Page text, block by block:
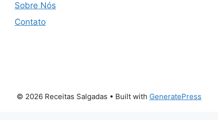
Sobre Nós
Contato
© 2026 Receitas Salgadas • Built with GeneratePress